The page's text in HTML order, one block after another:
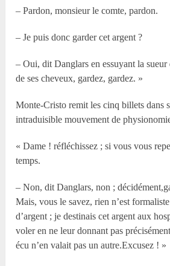
– Pardon, monsieur le comte, pardon.
– Je puis donc garder cet argent ?
– Oui, dit Danglars en essuyant la
de ses cheveux, gardez, gardez. »
Monte-Cristo remit les cinq billets dans
intraduisible mouvement de
« Dame ! réfléchissez ; si vous vous
temps.
– Non, dit Danglars, non ;
Mais, vous le savez, rien n’est
d’argent ; je destinais cet argent aux
voler en ne leur donnant pas
écu n’en valait pas un autre.Excusez ! »